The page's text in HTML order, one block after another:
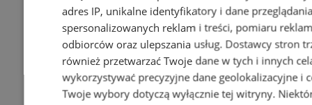
adres IP, unikalne identyfikatory i dane
spersonalizowanych reklam i treści, pomiaru
odbiorców oraz ulepszania usług. Dostawcy stron
również przetwarzać Twoje dane w tych i innych
wykorzystywać precyzyjne dane geolokalizacyjne i
Twoje wybory dotyczą wyłącznie tej witryny.